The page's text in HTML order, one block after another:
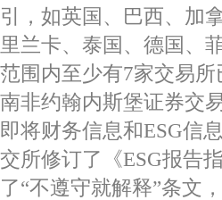
引，如英国、巴西、加
里兰卡、泰国、德国、
范围内至少有7家交易
南非约翰内斯堡证券交
即将财务信息和ESG信
交所修订了《ESG报告
了“不遵守就解释”条文